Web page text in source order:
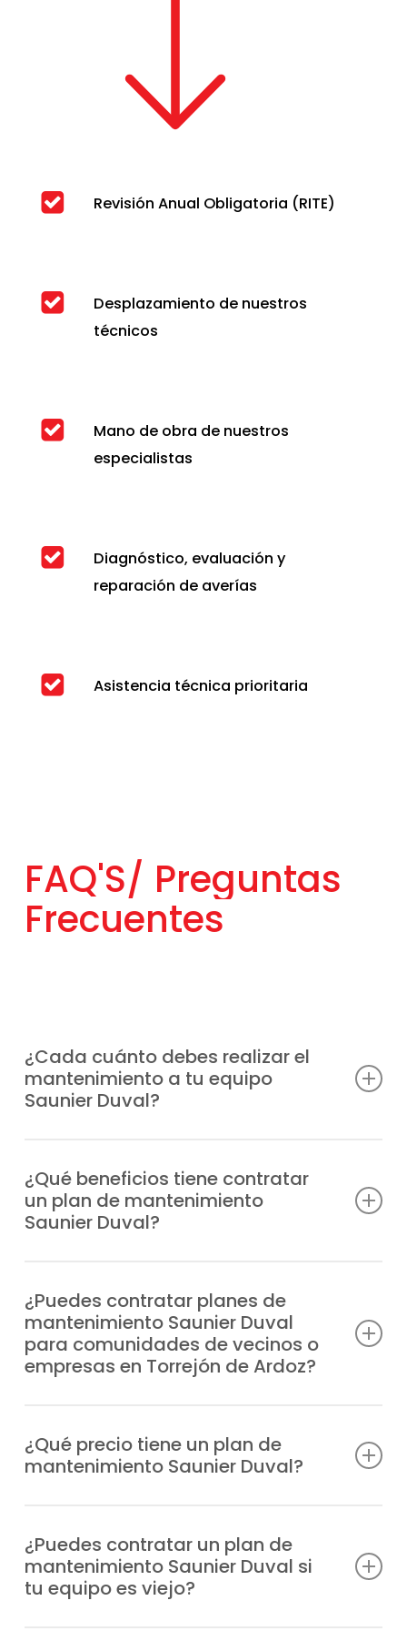
Revisión Anual Obligatoria (RITE)
Desplazamiento de nuestros
técnicos
Mano de obra de nuestros
especialistas
Diagnóstico, evaluación y
reparación de averías
Asistencia técnica prioritaria
FAQ'S/ Preguntas
Frecuentes
¿Cada cuánto debes realizar el
mantenimiento a tu equipo
Saunier Duval?
una vez al año, aunque la frecuencia puede
depender del uso que reciba el sistema y
de la puesta a punto que desees.
¿Qué beneficios tiene contratar
un plan de mantenimiento
Saunier Duval?
equipo técnico, prolongas la vida útil del
equipo, ahorras en consumo energético y
aseguras la tranquilidad de tu vivienda.
¿Puedes contratar planes de
mantenimiento Saunier Duval
para comunidades de vecinos o
empresas en Torrejón de Ardoz?
mantenimiento Saunier Duval pensados
para hogares, comunidades de
¿Qué precio tiene un plan de
mantenimiento Saunier Duval?
ajustadas, según cada instalación y al tipo
de equipo.
¿Puedes contratar un plan de
mantenimiento Saunier Duval si
tu equipo es viejo?